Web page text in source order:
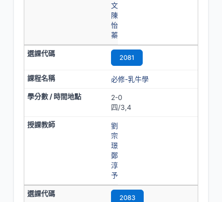
文
陳
怡
蓁
2081
必修-乳牛學
2-0
四/3,4
劉
宗
璟
鄭
淳
予
2083